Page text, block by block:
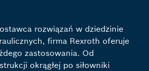
rozwiązań w dziedzinie
firma Rexroth oferuje
zastosowania. Od
okrągłej po siłowniki